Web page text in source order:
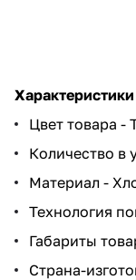
Цвет товара -
Количество в
Материал -
Технология
Габариты
Страна-